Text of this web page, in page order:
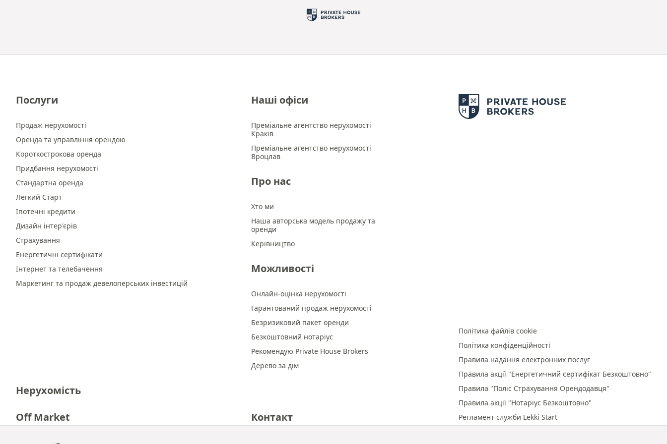
Послуги
Продаж нерухомості
Оренда та управління орендою
Короткострокова оренда
Придбання нерухомості
Стандартна оренда
Легкий Старт
Іпотечні кредити
Дизайн інтер'єрів
Страхування
Енергетичні сертифікати
Інтернет та телебачення
Маркетинг та продаж девелоперських інвестицій
Наші офіси
Преміальне агентство нерухомості
Краків
Преміальне агентство нерухомості
Вроцлав
Про нас
Хто ми
Наша авторська модель продажу та
оренди
Керівництво
Можливості
Онлайн-оцінка нерухомості
Гарантований продаж нерухомості
Безризиковий пакет оренди
Безкоштовний нотаріус
Рекомендую Private House Brokers
Дерево за дім
Нерухомість
Off Market
Контакт
Політика файлів cookie
Політика конфіденційності
Правила надання електронних послуг
Правила акції "Енергетичний сертифікат Безкоштовно"
Правила "Поліс Страхування Орендодавця"
Правила акції "Нотаріус Безкоштовно"
Регламент служби Lekki Start